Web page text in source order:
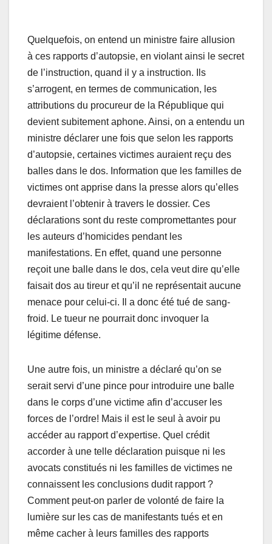
Quelquefois, on entend un ministre faire allusion
à ces rapports d’autopsie, en violant ainsi le secret
de l’instruction, quand il y a instruction. Ils
s’arrogent, en termes de communication, les
attributions du procureur de la République qui
devient subitement aphone. Ainsi, on a entendu un
ministre déclarer une fois que selon les rapports
d’autopsie, certaines victimes auraient reçu des
balles dans le dos. Information que les familles de
victimes ont apprise dans la presse alors qu’elles
devraient l’obtenir à travers le dossier. Ces
déclarations sont du reste compromettantes pour
les auteurs d’homicides pendant les
manifestations. En effet, quand une personne
reçoit une balle dans le dos, cela veut dire qu’elle
faisait dos au tireur et qu’il ne représentait aucune
menace pour celui-ci. Il a donc été tué de sang-
froid. Le tueur ne pourrait donc invoquer la
légitime défense.
Une autre fois, un ministre a déclaré qu’on se
serait servi d’une pince pour introduire une balle
dans le corps d’une victime afin d’accuser les
forces de l’ordre! Mais il est le seul à avoir pu
accéder au rapport d’expertise. Quel crédit
accorder à une telle déclaration puisque ni les
avocats constitués ni les familles de victimes ne
connaissent les conclusions dudit rapport ?
Comment peut-on parler de volonté de faire la
lumière sur les cas de manifestants tués et en
même cacher à leurs familles des rapports